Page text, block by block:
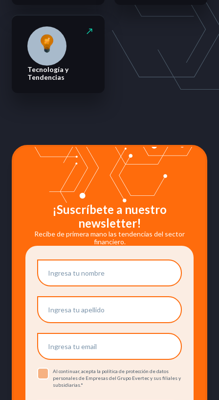
Tecnología y
Tendencias
¡Suscríbete a nuestro
newsletter!
Recibe de primera mano las tendencias del sector
financiero.
Al continuar, acepta la política de protección de datos
personales de Empresas del Grupo Evertec y sus filiales y
subsidiarias.*